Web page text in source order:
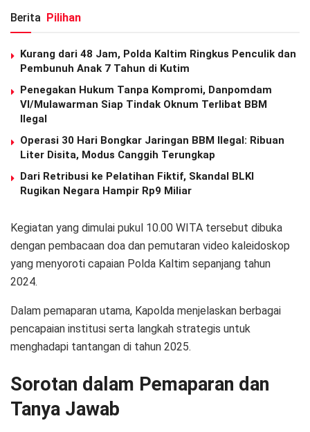
Berita Pilihan
Kurang dari 48 Jam, Polda Kaltim Ringkus Penculik dan
Pembunuh Anak 7 Tahun di Kutim
Penegakan Hukum Tanpa Kompromi, Danpomdam
VI/Mulawarman Siap Tindak Oknum Terlibat BBM
Ilegal
Operasi 30 Hari Bongkar Jaringan BBM Ilegal: Ribuan
Liter Disita, Modus Canggih Terungkap
Dari Retribusi ke Pelatihan Fiktif, Skandal BLKI
Rugikan Negara Hampir Rp9 Miliar
Kegiatan yang dimulai pukul 10.00 WITA tersebut dibuka
dengan pembacaan doa dan pemutaran video kaleidoskop
yang menyoroti capaian Polda Kaltim sepanjang tahun
2024.
Dalam pemaparan utama, Kapolda menjelaskan berbagai
pencapaian institusi serta langkah strategis untuk
menghadapi tantangan di tahun 2025.
Sorotan dalam Pemaparan dan
Tanya Jawab